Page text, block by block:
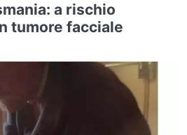
a rischio
tumore facciale